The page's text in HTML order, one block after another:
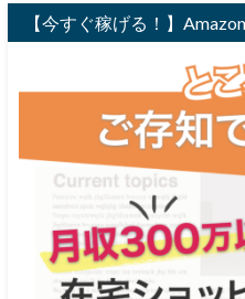
【今すぐ稼げる！】